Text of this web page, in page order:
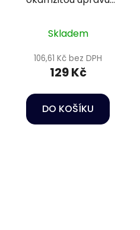
100 ml
Skladem
106,61 Kč bez DPH
129 Kč
DO KOŠÍKU